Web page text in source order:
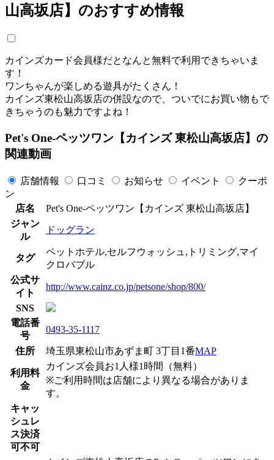
山高坂店】のおすすめ情報
カインズカード会員様だとなんと無料で利用できちゃいま
す！
ワンちゃんが楽しめる遊具がたくさん！
カインズ東松山高坂店の併設なので、ついでにお買い物もで
きちゃうのも魅力ですよね！
Pet's One-ペッツワン【カインズ 東松山高坂店】の
関連動画
店舗情報 口コミ お知らせ イベント
クーポ
ン
店名
Pet's One-ペッツワン【カインズ 東松山高坂店】
ジャン
ル
ドッグラン
タグ
ペットホテル,セルフウォッシュ,トリミング,マイ
クロバブル
公式サ
イト
http://www.cainz.co.jp/petsone/shop/800/
SNS
電話番
号
0493-35-1117
住所 埼玉県東松山市あずま町 3丁目1番MAP
利用料
金
カインズ会員お1人様1時間（無料）
※ご利用時間は店舗により異なる場合がありま
す。
キャッ
シュレ
ス決済
可不可